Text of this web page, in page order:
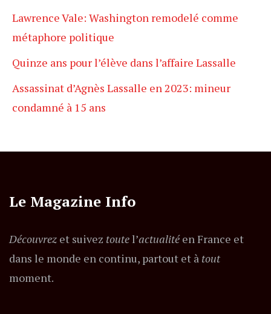
Lawrence Vale: Washington remodelé comme
métaphore politique
Quinze ans pour l’élève dans l’affaire Lassalle
Assassinat d’Agnès Lassalle en 2023: mineur
condamné à 15 ans
Le Magazine Info
Découvrez et suivez toutel’actualitéen France et
dans le monde en continu, partout et à tout
moment.